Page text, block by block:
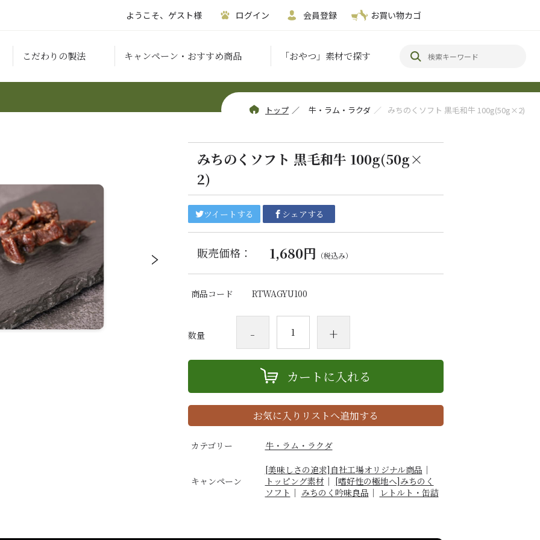
ようこそ、ゲスト様 ログイン 会員登録 お買い物カゴ
こだわりの製法 キャンペーン・おすすめ商品 「おやつ」素材で探す
トップ ／ 牛・ラム・ラクダ ／ みちのくソフト 黒毛和牛 100g(50g×2)
みちのくソフト 黒毛和牛 100g(50g×
2)
ツイートする シェアする
販売価格： 1,680円 （税込み）
商品コード RTWAGYU100
数量 - +
カートに入れる
お気に入りリストへ追加する
カテゴリー 牛・ラム・ラクダ
キャンペーン
[美味しさの追求]自社工場オリジナル商品 ｜
トッピング素材 ｜ [嗜好性の極地へ]みちのく
ソフト ｜ みちのく吟味良品 ｜ レトルト・缶詰